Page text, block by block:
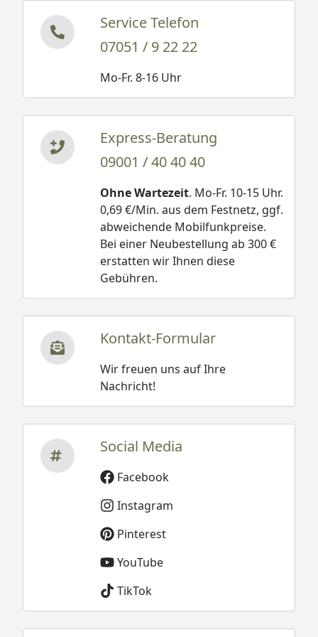
Service Telefon
07051 / 9 22 22
Mo-Fr. 8-16 Uhr
Express-Beratung
09001 / 40 40 40
Ohne Wartezeit. Mo-Fr. 10-15 Uhr.
0,69 €/Min. aus dem Festnetz, ggf.
abweichende Mobilfunkpreise.
Bei einer Neubestellung ab 300 €
erstatten wir Ihnen diese
Gebühren.
Kontakt-Formular
Wir freuen uns auf Ihre
Nachricht!
Social Media
Facebook
Instagram
Pinterest
YouTube
TikTok